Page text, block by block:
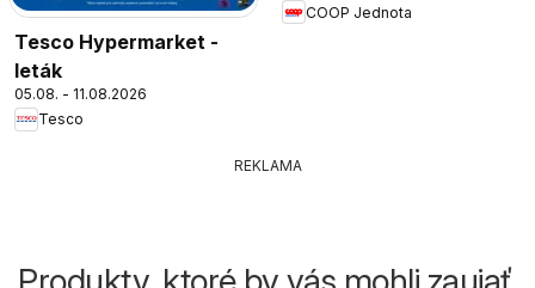
Tesco Hypermarket -
leták
05.08. - 11.08.2026
Tesco
COOP Jednota
REKLAMA